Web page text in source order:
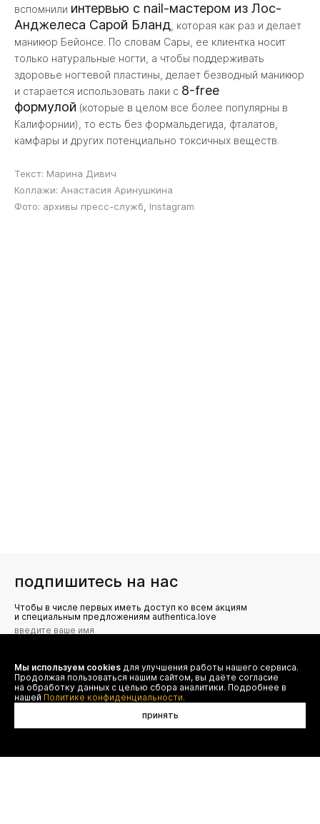
вспомнили интервью с nail-мастером из Лос-
Анджелеса Сарой Бланд, которая как раз и делает
маникюр Бейонсе. По словам Сары, ее клиентка носит
только натуральные ногти, а чтобы поддерживать
здоровье ногтевой пластины, делает безводный маникюр
и старается использовать лаки с 8-free
формулой (которые в целом все более популярны в
Калифорнии), то есть без формальдегида, фталатов,
камфары и других потенциально токсичных веществ.
Текст: Марина Дивич
Коллажи: Анастасия Аринушкина
Фото: архивы пресс-служб, Instagram
подпишитесь на нас
Чтобы в числе первых иметь доступ ко всем акциям
и специальным предложениям authentica.love
Я даю согласие на сбор, обработку и хранение моих
персональных данных (имя, email, телефон) для получения
рекламных и информационных рассылок от ООО 'БТ
Юнайтед', а также ознакомлен(а) с
Политикой конфиденциальности
Мы используем cookies для улучшения работы нашего сервиса.
Продолжая пользоваться нашим сайтом, вы даёте согласие
на обработку данных с целью сбора аналитики. Подробнее в
нашей Политике конфиденциальности.
принять